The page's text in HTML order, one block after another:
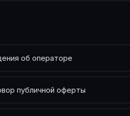
об операторе
публичной оферты